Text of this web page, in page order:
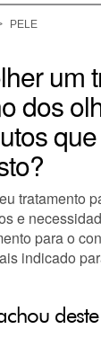
VICHY
PELE
um
dos
tratamento
e
para o
indicado